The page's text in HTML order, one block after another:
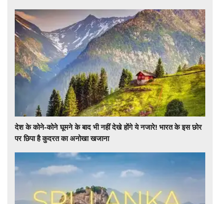
देश के कोने-कोने घूमने के बाद भी नहीं देखे होंगे ये नजारे! भारत के इस छोर
पर छिपा है कुदरत का अनोखा खजाना